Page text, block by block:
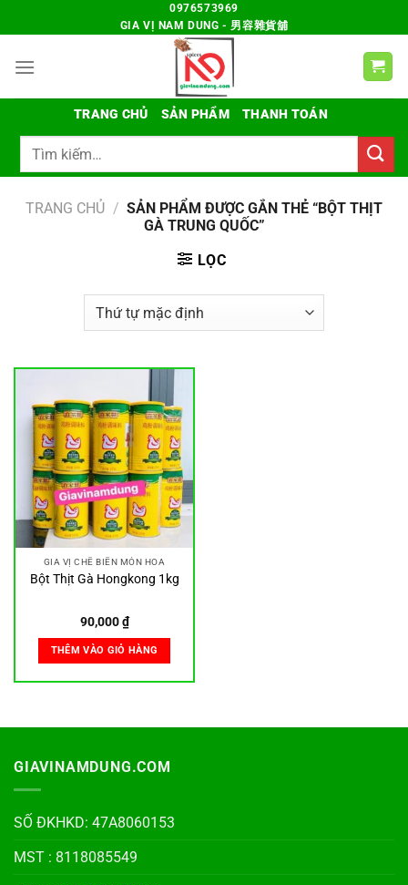
đến
dung
0976573969
GIA VỊ NAM DUNG - 男容雜貨舖
TRANG CHỦ SẢN PHẨM
THANH TOÁN
Tìm
TRANG CHỦ / SẢN PHẨM ĐƯỢC GẮN THẺ “BỘT THỊT
GÀ TRUNG QUỐC”
LỌC
GIA VỊ CHẾ BIẾN MÓN HOA
Bột Thịt Gà Hongkong 1kg
90,000₫
THÊM VÀO GIỎ HÀNG
GIAVINAMDUNG.COM
SỐ ĐKHKD: 47A8060153
MST : 8118085549